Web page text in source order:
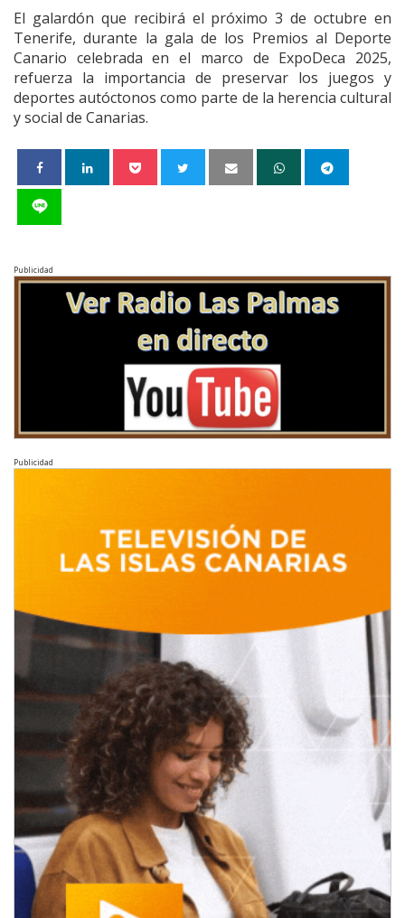
El galardón que recibirá el próximo 3 de octubre en
Tenerife, durante la gala de los Premios al Deporte
Canario celebrada en el marco de ExpoDeca 2025,
refuerza la importancia de preservar los juegos y
deportes autóctonos como parte de la herencia cultural
y social de Canarias.
Publicidad
Publicidad